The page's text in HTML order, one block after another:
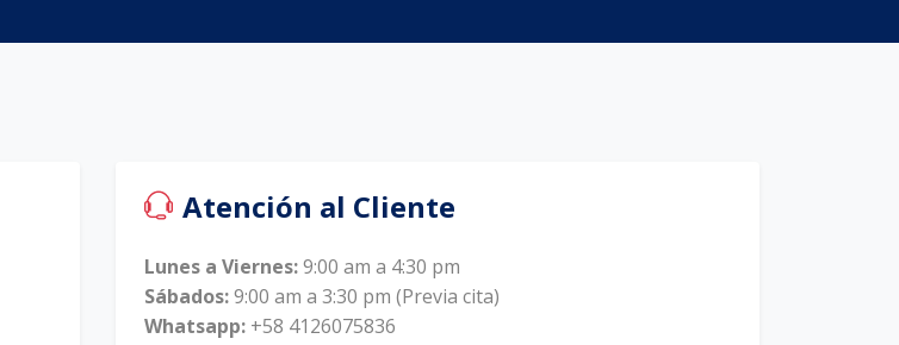
Atención al Cliente
Lunes a Viernes:9:00 am a 4:30 pm
Sábados:9:00 am a 3:30 pm (Previa cita)
Whatsapp: +58 4126075836